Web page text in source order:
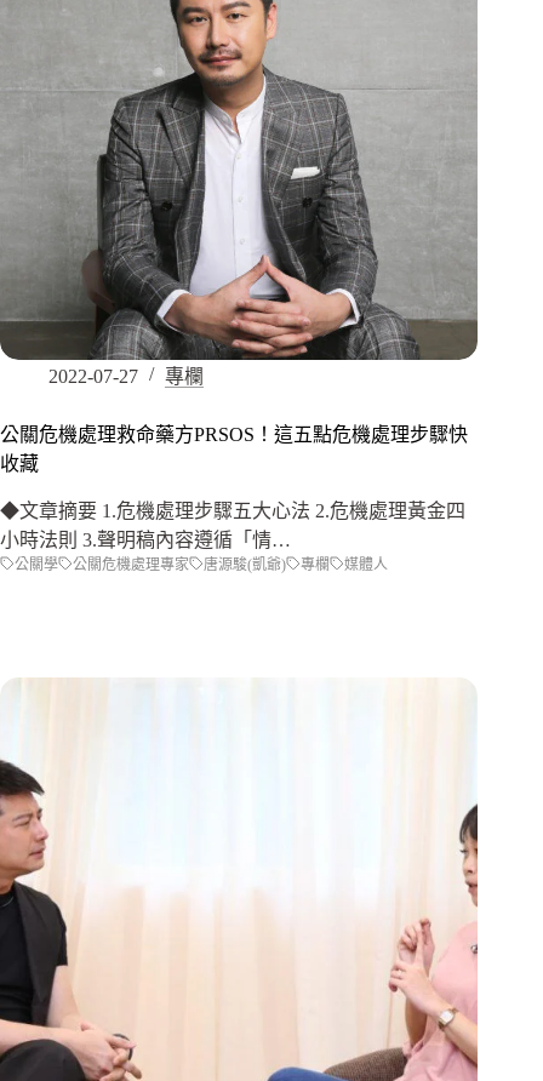
2022-07-27 專欄
公關危機處理救命藥方PRSOS！這五點危機處理步驟快
收藏
◆文章摘要 1.危機處理步驟五大心法 2.危機處理黃金四
小時法則 3.聲明稿內容遵循「情…
公關學 公關危機處理專家 唐源駿(凱爺) 專欄 媒體人